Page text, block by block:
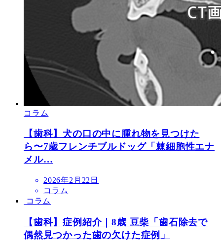
コラム
【歯科】犬の口の中に腫れ物を見つけた
ら〜7歳フレンチブルドッグ「棘細胞性エナ
メル…
投
稿
日
2026年2月22日
コラム
コラム
【歯科】症例紹介｜8歳 豆柴「歯石除去で
偶然見つかった歯の欠けた症例」